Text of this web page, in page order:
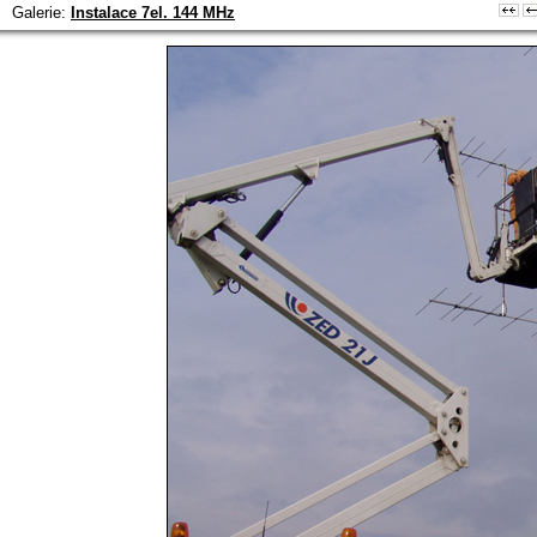
Galerie: Instalace 7el. 144 MHz